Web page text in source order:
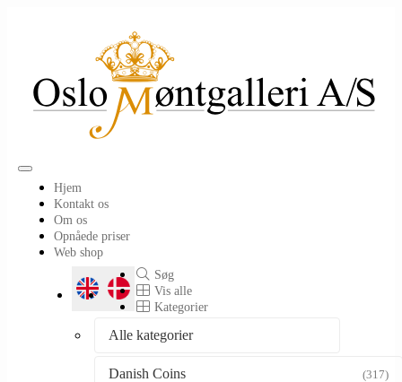
Toggle
navigation
Hjem
Kontakt os
Om os
Opnåede priser
Web shop
Søg
Vis alle
Kategorier
Alle kategorier
Danish Coins (317)